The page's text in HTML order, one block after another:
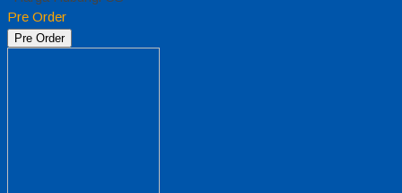
Pre Order
Pre Order